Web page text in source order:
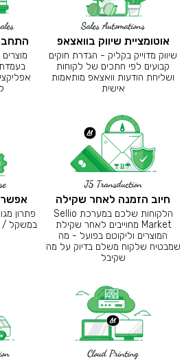
Sales Automations
אוטומציית שיווק בוואצאפ
שיווק מדוייק בקליק - הגדרת חוקים
קבועים לפי חתכים של לקוחות
ושליחת הודעות וואצאפ מותאמות
אישית
J5 Transduction
חיוב הזמנה לאחר שקילה
הלקוחות שלכם במערכת Sellio
Market מחוייבים לאחר שקילת
המוצרים וליקוטם בפועל - מה
שמבטיח שלקוח משלם בדיוק על מה
שקיבל
פתרון
במשקל /
Cloud Printing